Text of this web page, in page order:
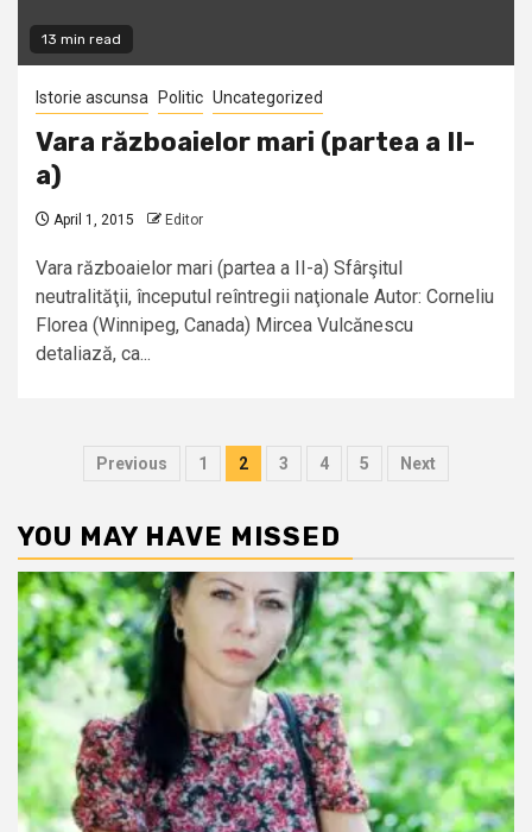
13 min read
Istorie ascunsa Politic Uncategorized
Vara războaielor mari (partea a II-
a)
April 1, 2015 Editor
Vara războaielor mari (partea a II-a) Sfârşitul
neutralităţii, începutul reîntregii naţionale Autor: Corneliu
Florea (Winnipeg, Canada) Mircea Vulcănescu
detaliază, ca...
Posts
Previous 1 2 3 4 5 Next
YOU MAY HAVE MISSED